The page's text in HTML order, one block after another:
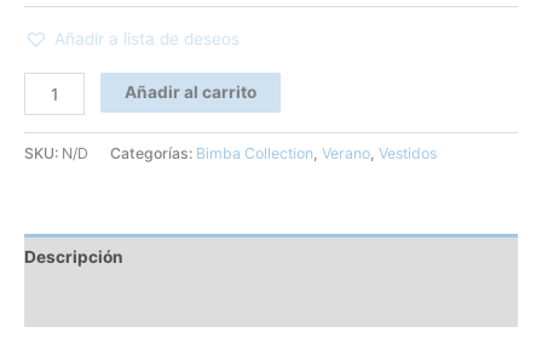
Añadir a lista de deseos
Añadir al carrito
SKU: N/D Categorías: Bimba Collection Verano Vestidos
Descripción